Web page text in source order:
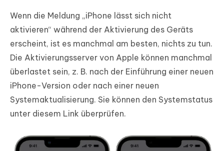
Wenn die Meldung „iPhone lässt sich nicht
aktivieren“ während der Aktivierung des Geräts
erscheint, ist es manchmal am besten, nichts zu tun.
Die Aktivierungsserver von Apple können manchmal
überlastet sein, z. B. nach der Einführung einer neuen
iPhone-Version oder nach einer neuen
Systemaktualisierung. Sie können den Systemstatus
unter diesem Link überprüfen.